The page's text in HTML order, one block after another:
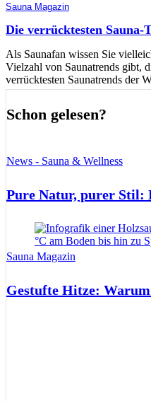
Sauna Magazin
Die verrücktesten
Als Saunafan wissen Sie
Vielzahl von Saunatrends gibt,
verrücktesten Saunatrends der
Schon gelesen?
News - Sauna & Wellness
Pure Natur, purer Stil:
Sauna Magazin
Gestufte Hitze: